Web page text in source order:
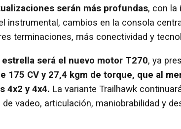
serán más profundas, con la
instrumental, cambios en la consola
terminaciones, más conectividad y
estrella será el nuevo motor T270, ya
175 CV y 27,4 kgm de torque, que al
4x2 y 4x4. La variante Trailhawk
vadeo, articulación, maniobrabilidad y